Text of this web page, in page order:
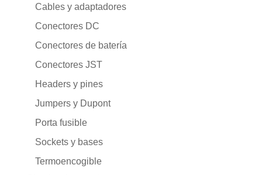
Cables y adaptadores
Conectores DC
Conectores de batería
Conectores JST
Headers y pines
Jumpers y Dupont
Porta fusible
Sockets y bases
Termoencogible